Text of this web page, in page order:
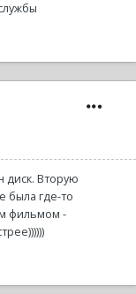
диск. Вторую
была где-то
фильмом -